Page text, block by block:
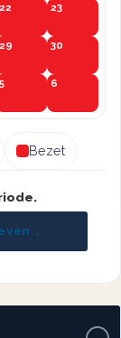
22 23
29 30
5 6
Bezet
↓